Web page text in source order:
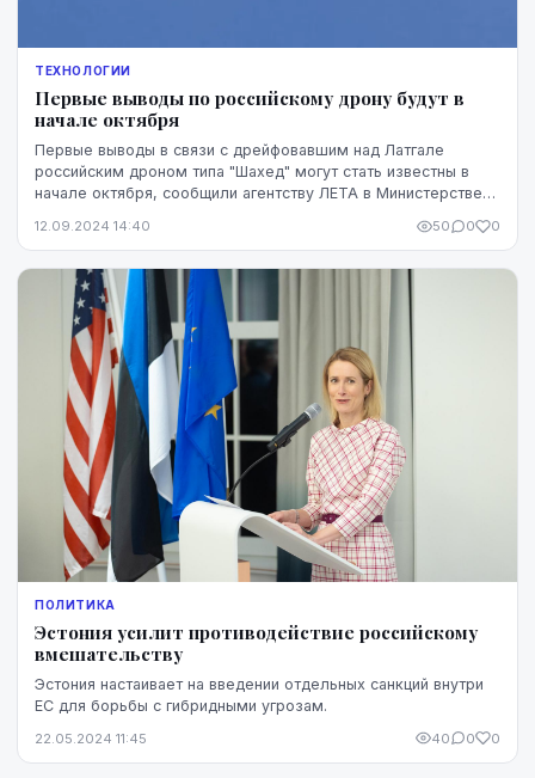
ТЕХНОЛОГИИ
Первые выводы по российскому дрону будут в
начале октября
Первые выводы в связи с дрейфовавшим над Латгале
российским дроном типа "Шахед" могут стать известны в
начале октября, сообщили агентству ЛЕТА в Министерстве
12.09.2024 14:40 50 0 0
ПОЛИТИКА
Эстония усилит противодействие российскому
вмешательству
Эстония настаивает на введении отдельных санкций внутри
ЕС для борьбы с гибридными угрозам.
22.05.2024 11:45 40 0 0